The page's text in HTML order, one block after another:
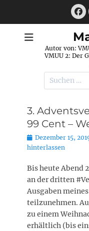
Autor von:
VMUU 2: Der
Suchen
nach:
3.
99 Cent –
Posted
on
Dezember 15,
hinterlassen
Bis heute Abend
an der dritten
Ausgaben
teilzunehmen.
zu einem
erhältlich (bis